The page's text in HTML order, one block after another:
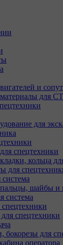
и
для
для
спецтехники
кольца
для
система
шайбы и
система
спецтехники
бокорезы для
оператора